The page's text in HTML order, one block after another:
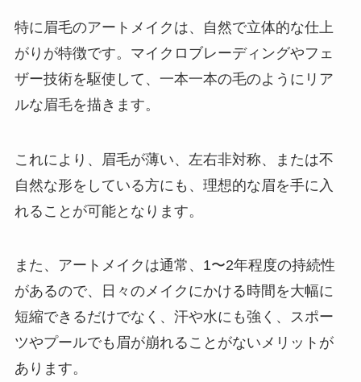
特に眉毛のアートメイクは、自然で立体的な仕上
がりが特徴です。マイクロブレーディングやフェ
ザー技術を駆使して、一本一本の毛のようにリア
ルな眉毛を描きます。
これにより、眉毛が薄い、左右非対称、または不
自然な形をしている方にも、理想的な眉を手に入
れることが可能となります。
また、アートメイクは通常、1〜2年程度の持続性
があるので、日々のメイクにかける時間を大幅に
短縮できるだけでなく、汗や水にも強く、スポー
ツやプールでも眉が崩れることがないメリットが
あります。